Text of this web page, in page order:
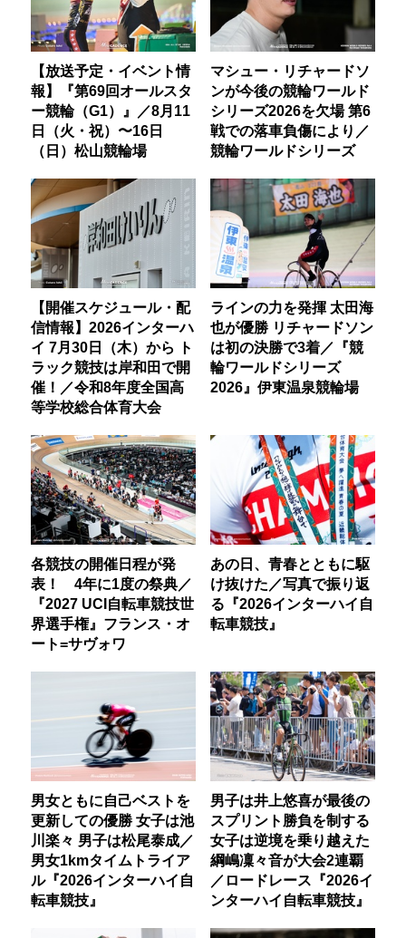
【放送予定・イベント情
報】『第69回オールスタ
ー競輪（G1）』／8月11
日（火・祝）〜16日
（日）松山競輪場
マシュー・リチャードソ
ンが今後の競輪ワールド
シリーズ2026を欠場 第6
戦での落車負傷により／
競輪ワールドシリーズ
【開催スケジュール・配
信情報】2026インターハ
イ 7月30日（木）から ト
ラック競技は岸和田で開
催！／令和8年度全国高
等学校総合体育大会
ラインの力を発揮 太田海
也が優勝 リチャードソン
は初の決勝で3着／『競
輪ワールドシリーズ
2026』伊東温泉競輪場
各競技の開催日程が発
表！ 4年に1度の祭典／
『2027 UCI自転車競技世
界選手権』フランス・オ
ート=サヴォワ
あの日、青春とともに駆
け抜けた／写真で振り返
る『2026インターハイ自
転車競技』
男女ともに自己ベストを
更新しての優勝 女子は池
川楽々 男子は松尾泰成／
男女1kmタイムトライア
ル『2026インターハイ自
転車競技』
男子は井上悠喜が最後の
スプリント勝負を制する
女子は逆境を乗り越えた
綱嶋凜々音が大会2連覇
／ロードレース『2026イ
ンターハイ自転車競技』